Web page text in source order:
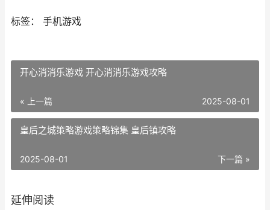
标签： 手机游戏
开心消消乐游戏 开心消消乐游戏攻略
« 上一篇 2025-08-01
皇后之城策略游戏策略锦集 皇后镇攻略
下一篇 »
2025-08-01
延伸阅读